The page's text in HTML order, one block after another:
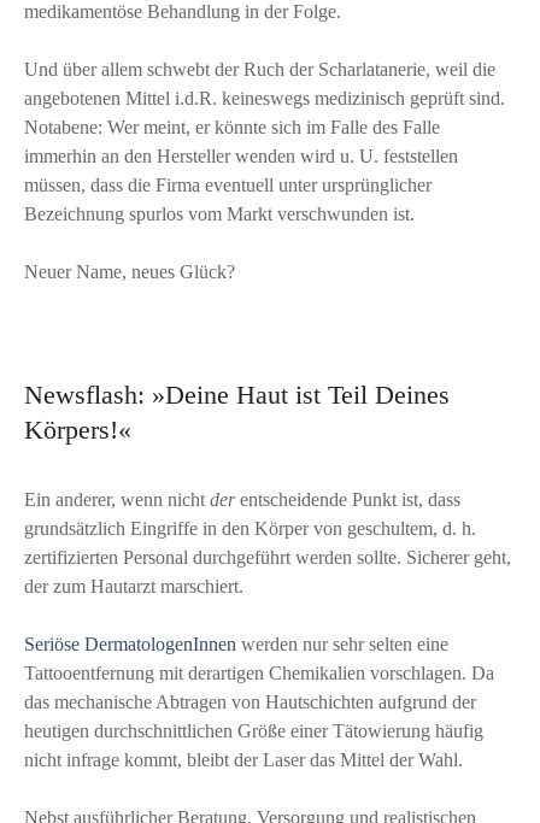
medikamentöse Behandlung in der Folge.
Und über allem schwebt der Ruch der Scharlatanerie, weil die
angebotenen Mittel i.d.R. keineswegs medizinisch geprüft sind.
Notabene: Wer meint, er könnte sich im Falle des Falle
immerhin an den Hersteller wenden wird u. U. feststellen
müssen, dass die Firma eventuell unter ursprünglicher
Bezeichnung spurlos vom Markt verschwunden ist.
Neuer Name, neues Glück?
Newsflash: »Deine Haut ist Teil Deines
Körpers!«
Ein anderer, wenn nicht derentscheidende Punkt ist, dass
grundsätzlich Eingriffe in den Körper von geschultem, d. h.
zertifizierten Personal durchgeführt werden sollte. Sicherer geht,
der zum Hautarzt marschiert.
Seriöse DermatologenInnen werden nur sehr selten eine
Tattooentfernung mit derartigen Chemikalien vorschlagen. Da
das mechanische Abtragen von Hautschichten aufgrund der
heutigen durchschnittlichen Größe einer Tätowierung häufig
nicht infrage kommt, bleibt der Laser das Mittel der Wahl.
Nebst ausführlicher Beratung, Versorgung und realistischen